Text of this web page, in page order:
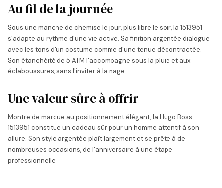
Au fil de la journée
Sous une manche de chemise le jour, plus libre le soir, la 1513951
s'adapte au rythme d'une vie active. Sa finition argentée dialogue
avec les tons d'un costume comme d'une tenue décontractée.
Son étanchéité de 5 ATM l'accompagne sous la pluie et aux
éclaboussures, sans l'inviter à la nage.
Une valeur sûre à offrir
Montre de marque au positionnement élégant, la Hugo Boss
1513951 constitue un cadeau sûr pour un homme attentif à son
allure. Son style argentée plaît largement et se prête à de
nombreuses occasions, de l'anniversaire à une étape
professionnelle.